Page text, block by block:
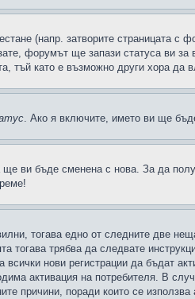
(напр. затворите страницата
форумът ще запази статуса ви
тъй като е възможно други хора да
. Ако я включите, името ви ще
ви бъде сменена с нова. За да
тогава едно от следните две
тогава трябва да следвате
нови регистрации да бъдат
активация на потребителя. В
причини, поради които се